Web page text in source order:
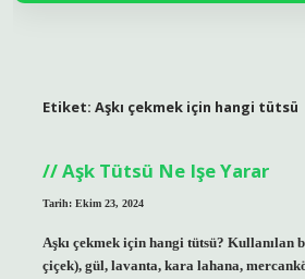
Etiket: Aşkı çekmek için hangi tütsü
Aşk Tütsü Ne Işe Yarar
Tarih: Ekim 23, 2024
Aşkı çekmek için hangi tütsü? Kullanılan
çiçek), gül, lavanta, kara lahana,